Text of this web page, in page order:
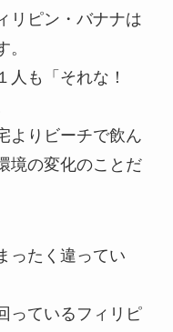
リピン・バナナは
人も「それな！
よりビーチで飲ん
境の変化のことだ
ったく違ってい
っているフィリピ